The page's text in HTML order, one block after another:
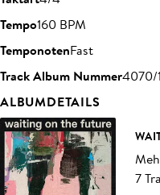
Tempo160 BPM
TemponotenFast
Track Album Nummer4070/1
ALBUMDETAILS
7